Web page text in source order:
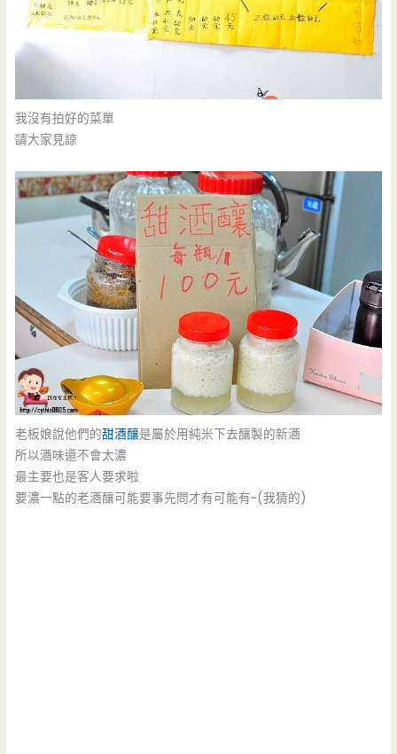
我沒有拍好的菜單
請大家見諒
老板娘說他們的甜酒釀是屬於用純米下去釀製的新酒
所以酒味還不會太濃
最主要也是客人要求啦
要濃一點的老酒釀可能要事先問才有可能有~(我猜的)